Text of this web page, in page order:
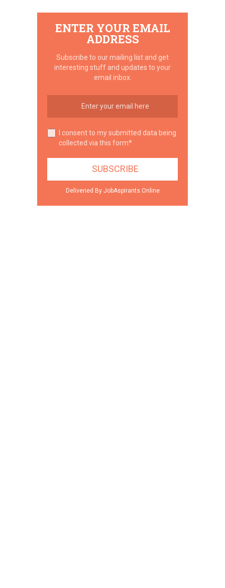
ENTER YOUR EMAIL
ADDRESS
Subscribe to our mailing list and get
interesting stuff and updates to your
email inbox.
I consent to my submitted data being
collected via this form*
Deliveried By JobAspirants.Online